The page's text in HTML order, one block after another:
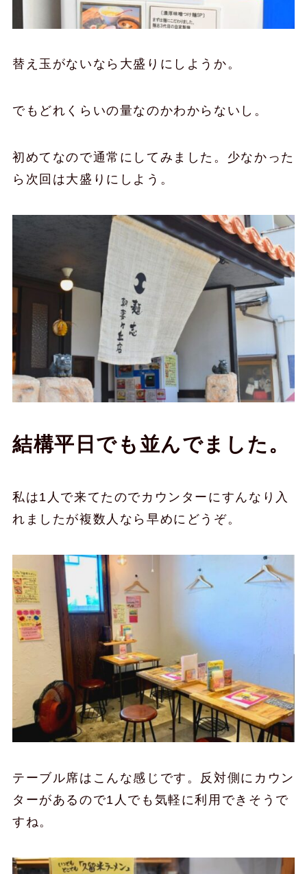
替え玉がないなら大盛りにしようか。
でもどれくらいの量なのかわからないし。
初めてなので通常にしてみました。少なかった
ら次回は大盛りにしよう。
結構平日でも並んでました。
私は1人で来てたのでカウンターにすんなり入
れましたが複数人なら早めにどうぞ。
テーブル席はこんな感じです。反対側にカウン
ターがあるので1人でも気軽に利用できそうで
すね。